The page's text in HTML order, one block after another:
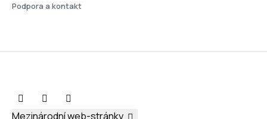
Podpora a kontakt
Mezinárodní web-stránky